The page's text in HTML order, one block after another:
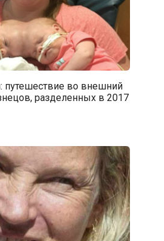
путешествие во внешний
разделенных в 2017